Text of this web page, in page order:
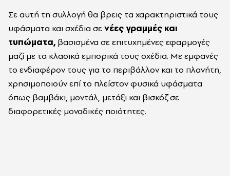
Σε αυτή τη συλλογή θα βρεις τα χαρακτηριστικά τους
υφάσματα και σχέδια σενέες γραμμές και
τυπώματα, βασισμένα σε επιτυχημένες εφαρμογές
μαζί με τα κλασικά εμπορικά τους σχέδια. Με εμφανές
το ενδιαφέρον τους για το περιβάλλον και το πλανήτη,
χρησιμοποιούν επί το πλείστον φυσικά υφάσματα
όπως βαμβάκι, μοντάλ, μετάξι και βισκόζ σε
διαφορετικές μοναδικές ποιότητες.